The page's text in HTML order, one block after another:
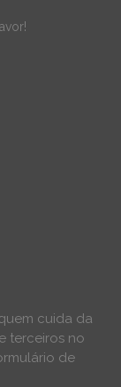
cuida da
terceiros no
de